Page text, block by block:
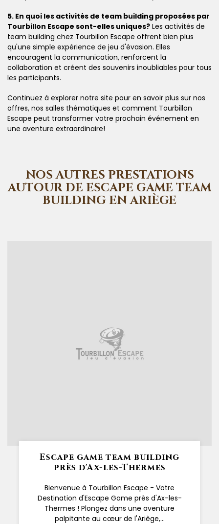
5. En quoi les activités de team building proposées par
Tourbillon Escape sont-elles uniques? Les activités de
team building chez Tourbillon Escape offrent bien plus
qu'une simple expérience de jeu d'évasion. Elles
encouragent la communication, renforcent la
collaboration et créent des souvenirs inoubliables pour tous
les participants.
Continuez à explorer notre site pour en savoir plus sur nos
offres, nos salles thématiques et comment Tourbillon
Escape peut transformer votre prochain événement en
une aventure extraordinaire!
NOS AUTRES PRESTATIONS
AUTOUR DE ESCAPE GAME TEAM
BUILDING EN ARIÈGE
Escape game team building
près d'Ax-les-Thermes
Bienvenue à Tourbillon Escape - Votre
Destination d'Escape Game près d'Ax-les-
Thermes ! Plongez dans une aventure
palpitante au cœur de l'Ariège,...